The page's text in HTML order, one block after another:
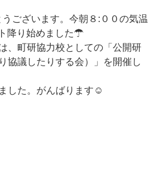
ございます。今朝８:００の気温
降り始めました☂
、町研協力校としての「公開研
協議したりする会）」を開催し
した。がんばります☺